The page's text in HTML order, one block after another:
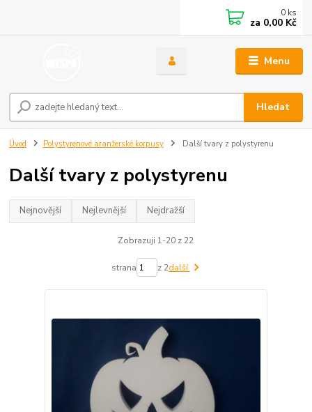
Menu
Hledat
0 ks
za 0,00 Kč
Úvod Polystyrenové aranžerské korpusy Další tvary z polystyrenu
Další tvary z polystyrenu
Nejnovější Nejlevnější Nejdražší
Zobrazuji 1-20 z 22
strana z 2další